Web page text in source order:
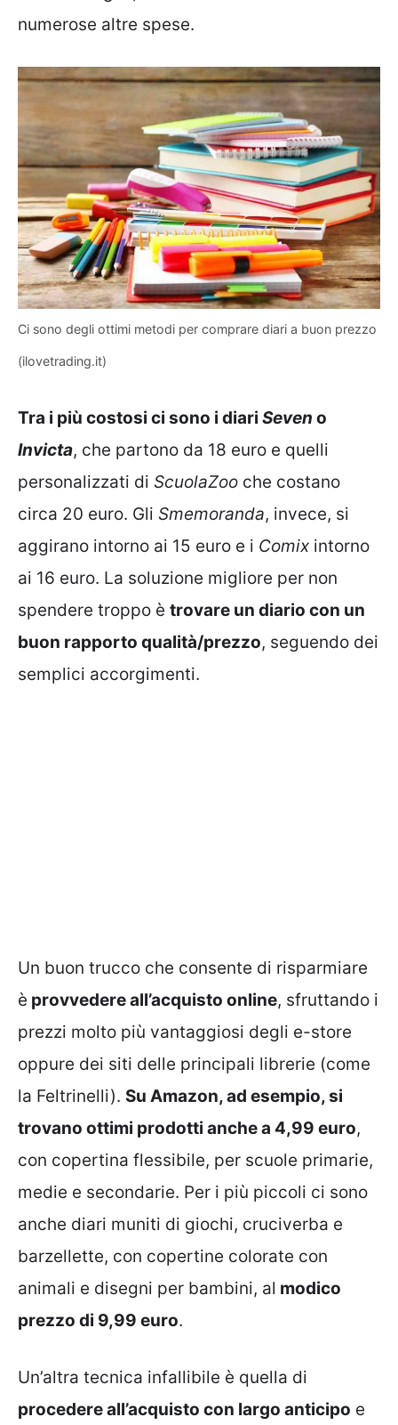
numerose altre spese.
Ci sono degli ottimi metodi per comprare diari a buon prezzo
(ilovetrading.it)
Tra i più costosi ci sono i diari Seven o
Invicta, che partono da 18 euro e quelli
personalizzati di ScuolaZoo che costano
circa 20 euro. Gli Smemoranda, invece, si
aggirano intorno ai 15 euro e i Comix intorno
ai 16 euro. La soluzione migliore per non
spendere troppo è trovare un diario con un
buon rapporto qualità/prezzo, seguendo dei
semplici accorgimenti.
Un buon trucco che consente di risparmiare
è provvedere all’acquisto online, sfruttando i
prezzi molto più vantaggiosi degli e-store
oppure dei siti delle principali librerie (come
la Feltrinelli). Su Amazon, ad esempio, si
trovano ottimi prodotti anche a 4,99 euro,
con copertina flessibile, per scuole primarie,
medie e secondarie. Per i più piccoli ci sono
anche diari muniti di giochi, cruciverba e
barzellette, con copertine colorate con
animali e disegni per bambini, al modico
prezzo di 9,99 euro.
Un’altra tecnica infallibile è quella di
procedere all’acquisto con largo anticipo e